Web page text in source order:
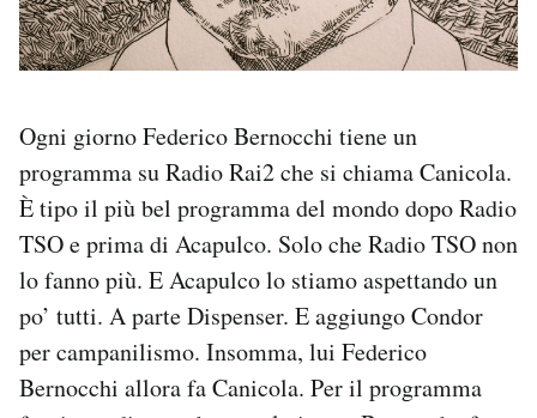
SHOP
Area Personale
Newsletter
Notifiche mobile
Regala il Post
Hai bisogno di aiuto?
Esci
Ogni giorno Federico Bernocchi tiene un
programma su Radio Rai2 che si chiama Canicola.
È tipo il più bel programma del mondo dopo Radio
TSO e prima di Acapulco. Solo che Radio TSO non
lo fanno più. E Acapulco lo stiamo aspettando un
po’ tutti. A parte Dispenser. E aggiungo Condor
per campanilismo. Insomma, lui Federico
Bernocchi allora fa Canicola. Per il programma